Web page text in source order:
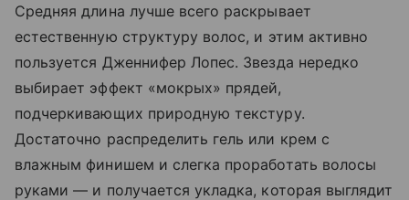
Средняя длина лучше всего раскрывает
естественную структуру волос, и этим активно
пользуется Дженнифер Лопес. Звезда нередко
выбирает эффект «мокрых» прядей,
подчеркивающих природную текстуру.
Достаточно распределить гель или крем с
влажным финишем и слегка проработать волосы
руками — и получается укладка, которая выглядит